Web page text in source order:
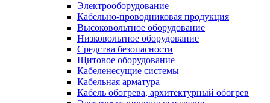
Электрооборудование
Кабельно-проводниковая продукция
Высоковольтное оборудование
Низковольтное оборудование
Средства безопасности
Щитовое оборудование
Кабеленесущие системы
Кабельная арматура
Кабель обогрева, архитектурный обогрев